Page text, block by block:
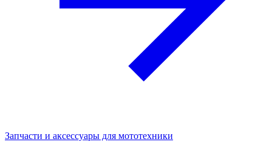
Запчасти и аксессуары для мототехники